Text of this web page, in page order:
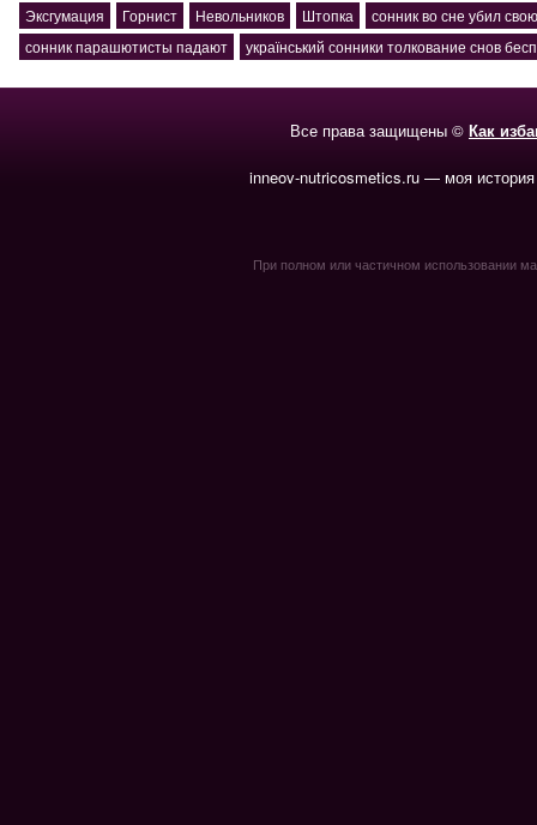
Эксгумация
Горнист Невольников Штопка
сонник во сне убил
сонник парашютисты падают
український сонники толкование снов
Все права защищены © Как
inneov-nutricosmetics.ru — моя
При полном или частичном использовании